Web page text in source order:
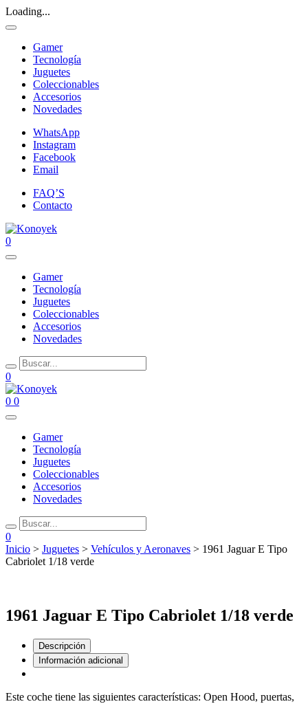
Loading...
Gamer
Tecnología
Juguetes
Coleccionables
Accesorios
Novedades
WhatsApp
Instagram
Facebook
Email
FAQ’S
Contacto
0
Gamer
Tecnología
Juguetes
Coleccionables
Accesorios
Novedades
0
0 0
Gamer
Tecnología
Juguetes
Coleccionables
Accesorios
Novedades
0
Inicio > Juguetes > Vehículos y Aeronaves > 1961 Jaguar E Tipo
Cabriolet 1/18 verde
1961 Jaguar E Tipo Cabriolet 1/18 verde
Descripción
Información adicional
Este coche tiene las siguientes características: Open Hood, puertas,